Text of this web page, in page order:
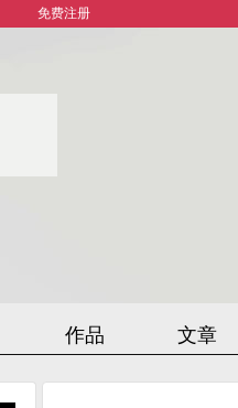
免费注册
作品 文章